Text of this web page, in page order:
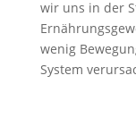
wir uns in der
wenig
System